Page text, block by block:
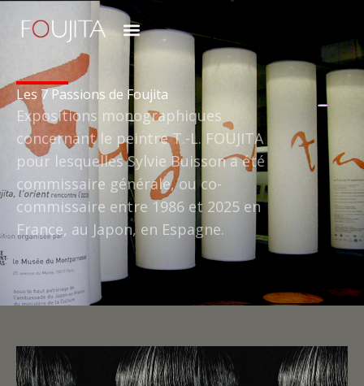
Les 7 Passions de Foujita
Expositions monographiques
concernant le peintre T.-L. FOUJITA
pour lesquelles Sylvie Buisson a été
commissaire générale, ou co-
commissaire entre 1986 et 2025 en
France, au Japon, en Espagne.